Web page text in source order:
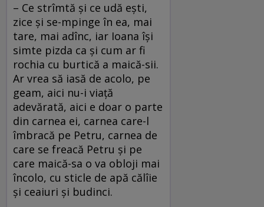
– Ce strîmtă şi ce udă eşti,
zice şi se-mpinge în ea, mai
tare, mai adînc, iar Ioana îşi
simte pizda ca şi cum ar fi
rochia cu burtică a maică-sii.
Ar vrea să iasă de acolo, pe
geam, aici nu-i viaţă
adevărată, aici e doar o parte
din carnea ei, carnea care-l
îmbracă pe Petru, carnea de
care se freacă Petru şi pe
care maică-sa o va obloji mai
încolo, cu sticle de apă călîie
şi ceaiuri şi budinci.